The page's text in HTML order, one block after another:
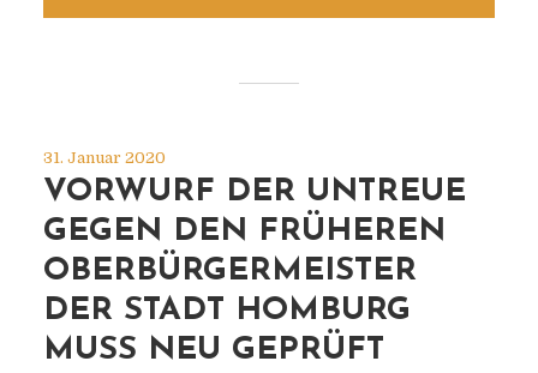
31. Januar 2020
VORWURF DER UNTREUE
GEGEN DEN FRÜHEREN
OBERBÜRGERMEISTER
DER STADT HOMBURG
MUSS NEU GEPRÜFT